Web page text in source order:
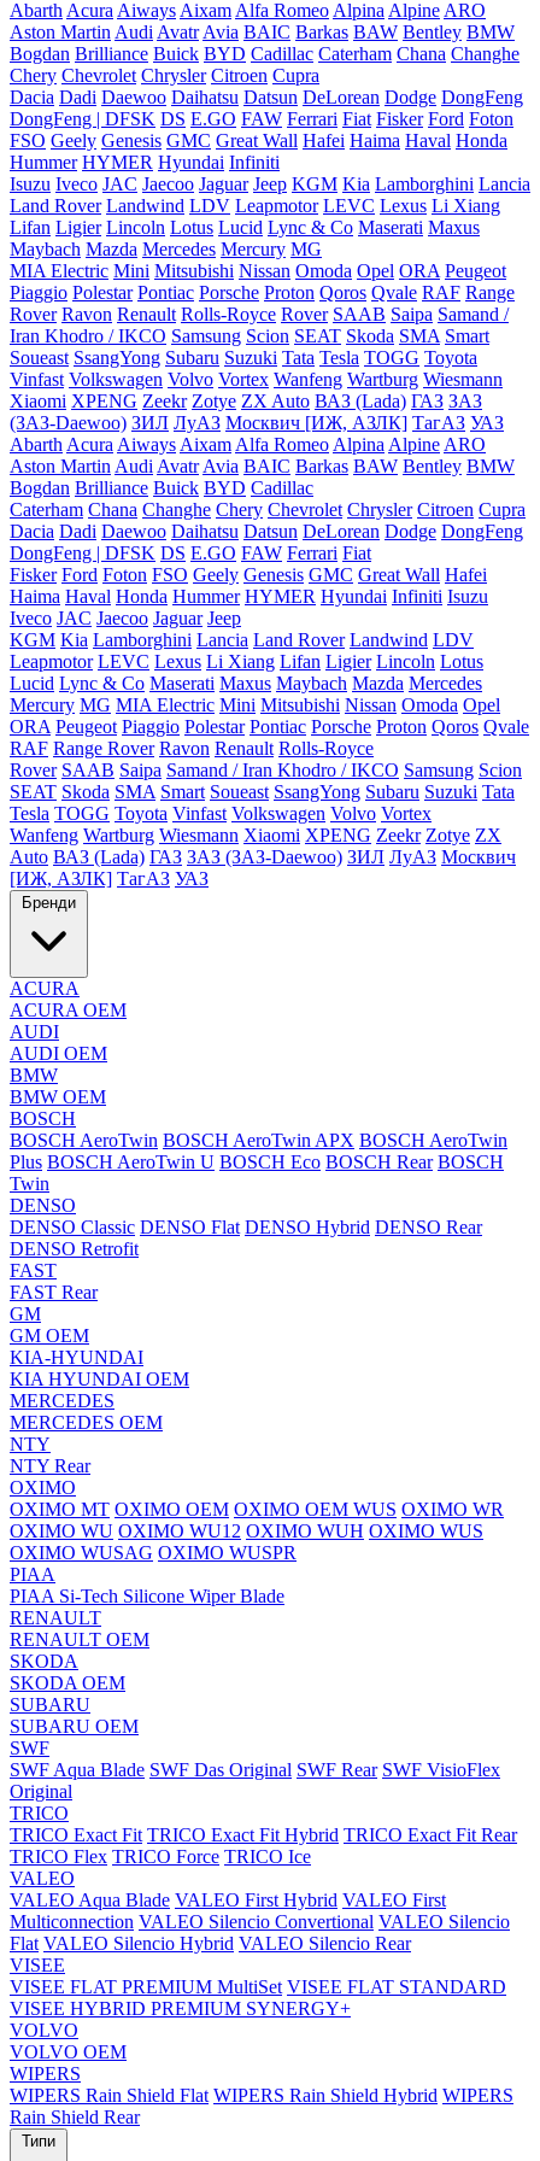
Abarth Acura Aiways Aixam Alfa Romeo Alpina Alpine ARO
Aston Martin Audi Avatr Avia BAIC Barkas BAW Bentley BMW
Bogdan Brilliance Buick BYD Cadillac Caterham Chana Changhe
Chery Chevrolet Chrysler Citroen Cupra
Dacia Dadi Daewoo Daihatsu Datsun DeLorean Dodge DongFeng
DongFeng | DFSK DS E.GO FAW Ferrari Fiat Fisker Ford Foton
FSO Geely Genesis GMC Great Wall Hafei Haima Haval Honda
Hummer HYMER Hyundai Infiniti
Isuzu Iveco JAC Jaecoo Jaguar Jeep KGM Kia Lamborghini Lancia
Land Rover Landwind LDV Leapmotor LEVC Lexus Li Xiang
Lifan Ligier Lincoln Lotus Lucid Lync & Co Maserati Maxus
Maybach Mazda Mercedes Mercury MG
MIA Electric Mini Mitsubishi Nissan Omoda Opel ORA Peugeot
Piaggio Polestar Pontiac Porsche Proton Qoros Qvale RAF Range
Rover Ravon Renault Rolls-Royce Rover SAAB Saipa Samand /
Iran Khodro / IKCO Samsung Scion SEAT Skoda SMA Smart
Soueast SsangYong Subaru Suzuki Tata Tesla TOGG Toyota
Vinfast Volkswagen Volvo Vortex Wanfeng Wartburg Wiesmann
Xiaomi XPENG Zeekr Zotye ZX Auto ВАЗ (Lada) ГАЗ ЗАЗ
(ЗАЗ-Daewoo) ЗИЛ ЛуАЗ Москвич [ИЖ, АЗЛК] ТагАЗ УАЗ
Abarth Acura Aiways Aixam Alfa Romeo Alpina Alpine ARO
Aston Martin Audi Avatr Avia BAIC Barkas BAW Bentley BMW
Bogdan Brilliance Buick BYD Cadillac
Caterham Chana Changhe Chery Chevrolet Chrysler Citroen Cupra
Dacia Dadi Daewoo Daihatsu Datsun DeLorean Dodge DongFeng
DongFeng | DFSK DS E.GO FAW Ferrari Fiat
Fisker Ford Foton FSO Geely Genesis GMC Great Wall Hafei
Haima Haval Honda Hummer HYMER Hyundai Infiniti Isuzu
Iveco JAC Jaecoo Jaguar Jeep
KGM Kia Lamborghini Lancia Land Rover Landwind LDV
Leapmotor LEVC Lexus Li Xiang Lifan Ligier Lincoln Lotus
Lucid Lync & Co Maserati Maxus Maybach Mazda Mercedes
Mercury MG MIA Electric Mini Mitsubishi Nissan Omoda Opel
ORA Peugeot Piaggio Polestar Pontiac Porsche Proton Qoros Qvale
RAF Range Rover Ravon Renault Rolls-Royce
Rover SAAB Saipa Samand / Iran Khodro / IKCO Samsung Scion
SEAT Skoda SMA Smart Soueast SsangYong Subaru Suzuki Tata
Tesla TOGG Toyota Vinfast Volkswagen Volvo Vortex
Wanfeng Wartburg Wiesmann Xiaomi XPENG Zeekr Zotye ZX
Auto ВАЗ (Lada) ГАЗ ЗАЗ (ЗАЗ-Daewoo) ЗИЛ ЛуАЗ Москвич
[ИЖ, АЗЛК] ТагАЗ УАЗ
Бренди
ACURA
ACURA OEM
AUDI
AUDI OEM
BMW
BMW OEM
BOSCH
BOSCH AeroTwin BOSCH AeroTwin APX BOSCH AeroTwin
Plus BOSCH AeroTwin U BOSCH Eco BOSCH Rear BOSCH
Twin
DENSO
DENSO Classic DENSO Flat DENSO Hybrid DENSO Rear
DENSO Retrofit
FAST
FAST Rear
GM
GM OEM
KIA-HYUNDAI
KIA HYUNDAI OEM
MERCEDES
MERCEDES OEM
NTY
NTY Rear
OXIMO
OXIMO MT OXIMO OEM OXIMO OEM WUS OXIMO WR
OXIMO WU OXIMO WU12 OXIMO WUH OXIMO WUS
OXIMO WUSAG OXIMO WUSPR
PIAA
PIAA Si-Tech Silicone Wiper Blade
RENAULT
RENAULT OEM
SKODA
SKODA OEM
SUBARU
SUBARU OEM
SWF
SWF Aqua Blade SWF Das Original SWF Rear SWF VisioFlex
Original
TRICO
TRICO Exact Fit TRICO Exact Fit Hybrid TRICO Exact Fit Rear
TRICO Flex TRICO Force TRICO Ice
VALEO
VALEO Aqua Blade VALEO First Hybrid VALEO First
Multiconnection VALEO Silencio Convertional VALEO Silencio
Flat VALEO Silencio Hybrid VALEO Silencio Rear
VISEE
VISEE FLAT PREMIUM MultiSet VISEE FLAT STANDARD
VISEE HYBRID PREMIUM SYNERGY+
VOLVO
VOLVO OEM
WIPERS
WIPERS Rain Shield Flat WIPERS Rain Shield Hybrid WIPERS
Rain Shield Rear
Типи